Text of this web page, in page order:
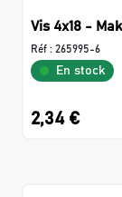
Vis 4x18 -
Réf : 265995-6
En stock
2,34 €